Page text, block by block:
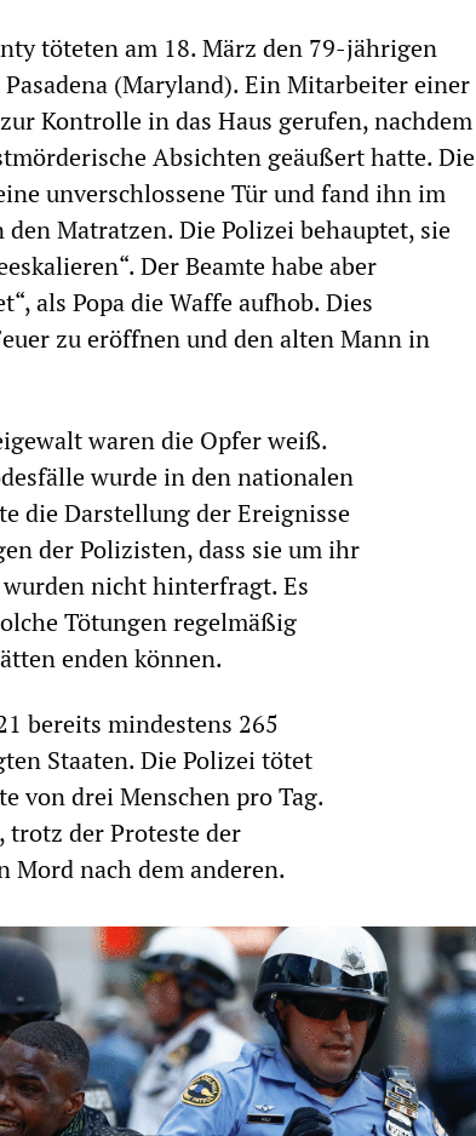
töteten am 18. März den 79-jährigen
(Maryland). Ein Mitarbeiter einer
Kontrolle in das Haus gerufen, nachdem
Absichten geäußert hatte. Die
unverschlossene Tür und fand ihn im
Matratzen. Die Polizei behauptet, sie
Der Beamte habe aber
als Popa die Waffe aufhob. Dies
zu eröffnen und den alten Mann in
waren die Opfer weiß.
wurde in den nationalen
die Darstellung der Ereignisse
der Polizisten, dass sie um ihr
nicht hinterfragt. Es
Tötungen regelmäßig
enden können.
bereits mindestens 265
Staaten. Die Polizei tötet
von drei Menschen pro Tag.
trotz der Proteste der
Mord nach dem anderen.